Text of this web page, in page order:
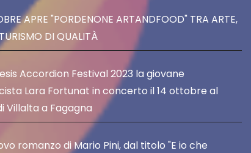
APRE "PORDENONE ARTANDFOOD" TRA ARTE,
DI QUALITÀ
Accordion Festival 2023 la giovane
Lara Fortunat in concerto il 14 ottobre al
Villalta a Fagagna
romanzo di Mario Pini, dal titolo "E io che